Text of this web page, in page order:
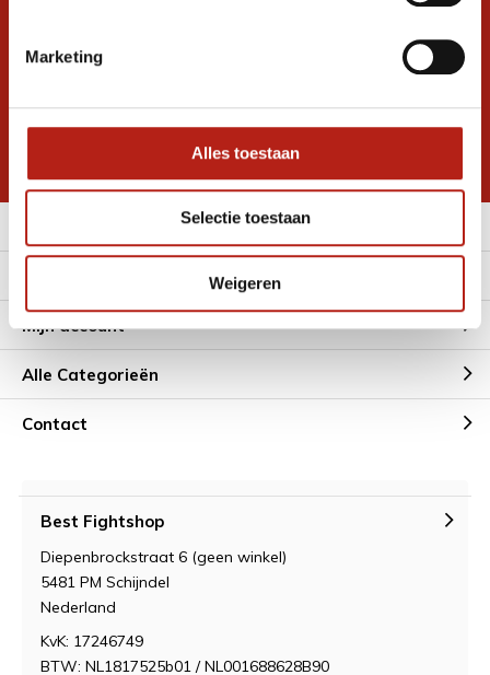
Marketing
Alles toestaan
Selectie toestaan
Weigeren
Ontvang de nieuwste aanbiedingen en
promoties
Inschrijven voor
korting
* Lees hier de wettelijke beperkingen
Mijn account
Alle Categorieën
Contact
Best Fightshop
Diepenbrockstraat 6 (geen winkel)
5481 PM Schijndel
Nederland
KvK: 17246749
BTW: NL1817525b01 / NL001688628B90